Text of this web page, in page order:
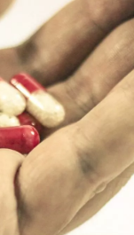
OFFICE/SCHOOL
LIGA
LIGA